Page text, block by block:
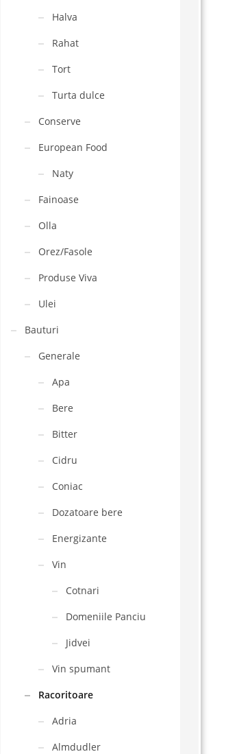
Halva
Rahat
Tort
Turta dulce
Conserve
European Food
Naty
Fainoase
Olla
Orez/Fasole
Produse Viva
Ulei
Bauturi
Generale
Apa
Bere
Bitter
Cidru
Coniac
Dozatoare bere
Energizante
Vin
Cotnari
Domeniile Panciu
Jidvei
Vin spumant
Racoritoare
Adria
Almdudler